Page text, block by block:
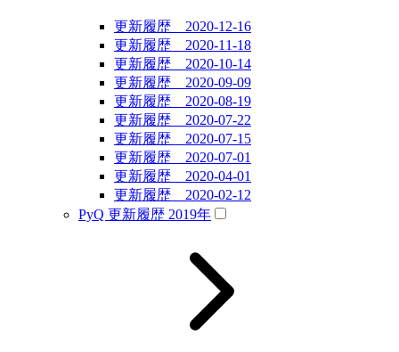
更新履歴 2020-12-16
更新履歴 2020-11-18
更新履歴 2020-10-14
更新履歴 2020-09-09
更新履歴 2020-08-19
更新履歴 2020-07-22
更新履歴 2020-07-15
更新履歴 2020-07-01
更新履歴 2020-04-01
更新履歴 2020-02-12
PyQ 更新履歴 2019年